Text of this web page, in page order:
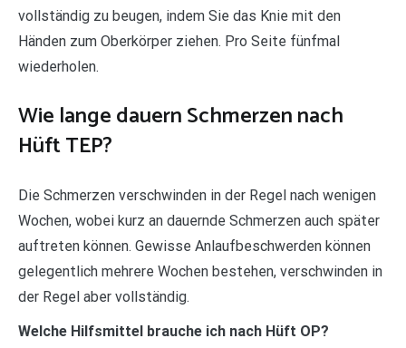
vollständig zu beugen, indem Sie das Knie mit den
Händen zum Oberkörper ziehen. Pro Seite fünfmal
wiederholen.
Wie lange dauern Schmerzen nach
Hüft TEP?
Die Schmerzen verschwinden in der Regel nach wenigen
Wochen, wobei kurz an dauernde Schmerzen auch später
auftreten können. Gewisse Anlaufbeschwerden können
gelegentlich mehrere Wochen bestehen, verschwinden in
der Regel aber vollständig.
Welche Hilfsmittel brauche ich nach Hüft OP?